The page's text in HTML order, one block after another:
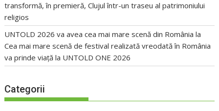
transformă, în premieră, Clujul într-un traseu al patrimoniului
religios
UNTOLD 2026 va avea cea mai mare scenă din România la
Cea mai mare scenă de festival realizată vreodată în România
va prinde viață la UNTOLD ONE 2026
Categorii